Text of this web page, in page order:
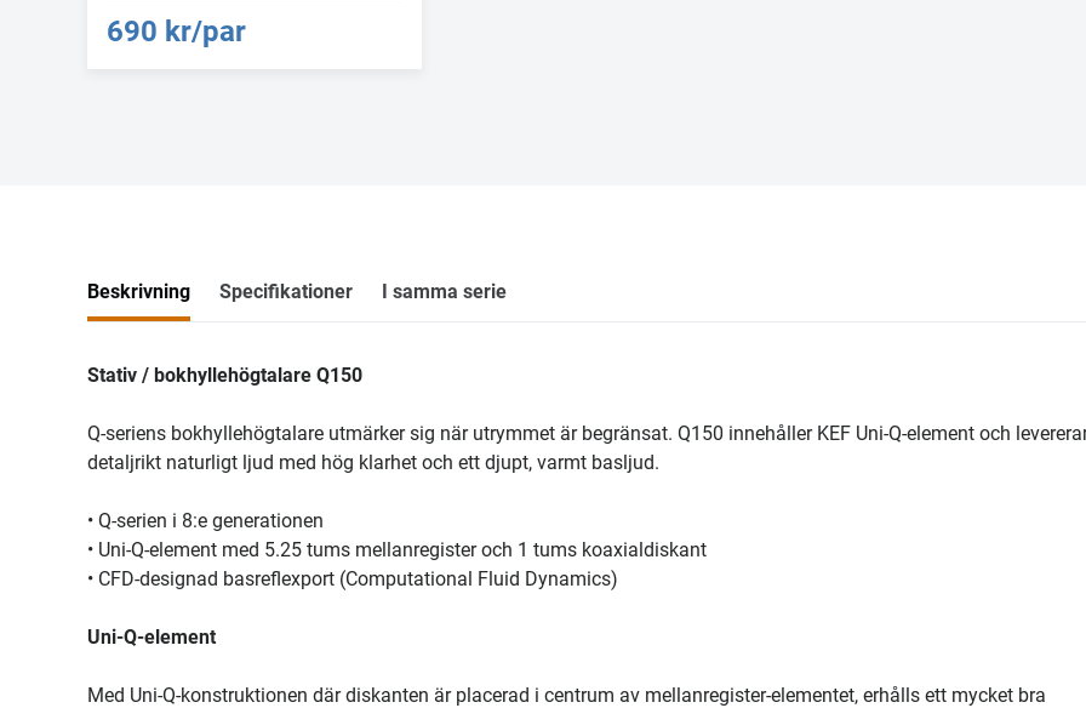
690 kr/par
Beskrivning Specifikationer I samma serie
Stativ / bokhyllehögtalare Q150
Q-seriens bokhyllehögtalare utmärker sig när utrymmet är begränsat. Q150 innehåller KEF Uni-Q-element och
detaljrikt naturligt ljud med hög klarhet och ett djupt, varmt basljud.
• Q-serien i 8:e generationen
• Uni-Q-element med 5.25 tums mellanregister och 1 tums koaxialdiskant
• CFD-designad basreflexport (Computational Fluid Dynamics)
Uni-Q-element
Med Uni-Q-konstruktionen där diskanten är placerad i centrum av mellanregister-elementet, erhålls ett mycket bra